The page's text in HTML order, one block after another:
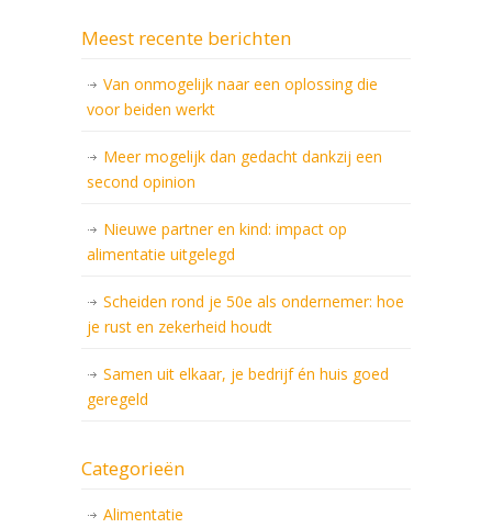
Meest recente berichten
Van onmogelijk naar een oplossing die
voor beiden werkt
Meer mogelijk dan gedacht dankzij een
second opinion
Nieuwe partner en kind: impact op
alimentatie uitgelegd
Scheiden rond je 50e als ondernemer: hoe
je rust en zekerheid houdt
Samen uit elkaar, je bedrijf én huis goed
geregeld
Categorieën
Alimentatie